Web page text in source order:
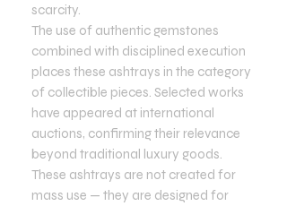
scarcity.
The use of authentic gemstones
combined with disciplined execution
places these ashtrays in the category
of collectible pieces. Selected works
have appeared at international
auctions, confirming their relevance
beyond traditional luxury goods.
These ashtrays are not created for
mass use — they are designed for